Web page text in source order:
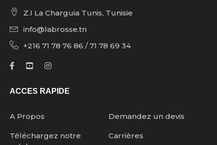
Z.I La Charguia Tunis, Tunisie
info@labrosse.tn
+216 71 78 76 86 / 71 78 69 34
ACCES RAPIDE
A Propos Demandez un devis
Téléchargez notre
Carrières